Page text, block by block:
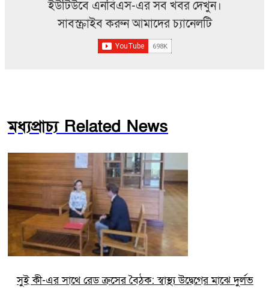
ইউটিউবে এনবিএস-এর সব খবর দেখুন।
সাবস্ক্রাইব করুন আমাদের চ্যানেলটি
মধ্যপ্রাচ্য Related News
সুই কী-এর সাথে রেড ক্রসের বৈঠক: স্বাস্থ্য উদ্বেগের মাঝে দুর্লভ